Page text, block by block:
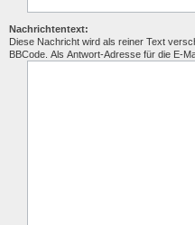
Nachrichtentext:
Diese Nachricht wird als reiner Text
BBCode. Als Antwort-Adresse für die E-